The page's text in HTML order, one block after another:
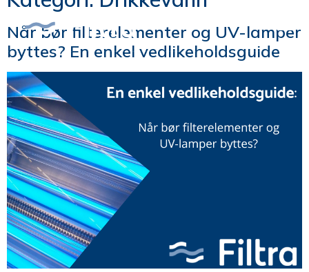
Når bør filterelementer og UV-lamper
byttes? En enkel vedlikeholdsguide